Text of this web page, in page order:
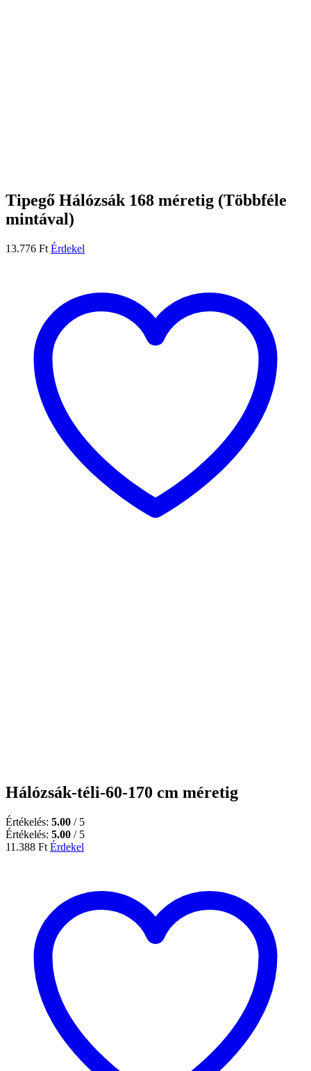
Tipegő Hálózsák 168 méretig (Többféle
mintával)
13.776 Ft Érdekel
Hálózsák-téli-60-170 cm méretig
Értékelés: 5.00 / 5
Értékelés: 5.00 / 5
11.388 Ft Érdekel